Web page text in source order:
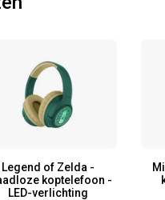
Legend of Zelda -
koptelefoon -
LED-verlichting